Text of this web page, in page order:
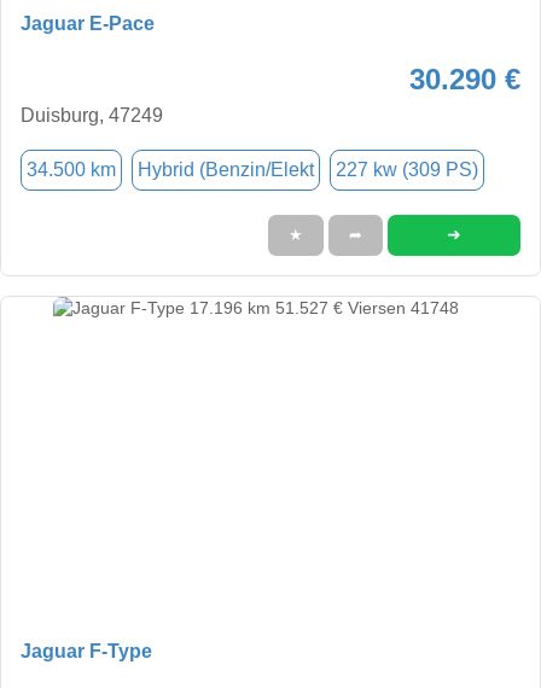
Jaguar E-Pace
30.290 €
Duisburg, 47249
34.500 km Hybrid (Benzin/Elekt 227 kw (309 PS)
★ ➦ ➜
Jaguar F-Type